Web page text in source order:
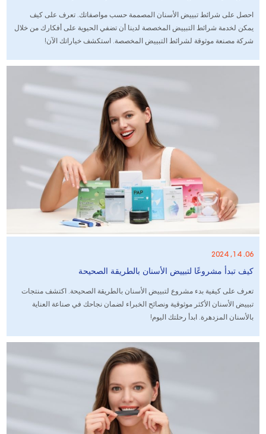
احصل على شرائط تبييض الأسنان المصممة حسب مواصفاتك. تعرف على كيف
يمكن لخدمة شرائط التبييض المخصصة لدينا أن تضفي الحيوية على أفكارك من خلال
شركة مصنعة موثوقة لشرائط التبييض المخصصة. استكشف خياراتك الآن!
06. 14, 2024
كيف تبدأ مشروعًا لتبييض الأسنان بالطريقة الصحيحة
تعرف على كيفية بدء مشروع لتبييض الأسنان بالطريقة الصحيحة. اكتشف منتجات
تبييض الأسنان الأكثر موثوقية ونصائح الخبراء لضمان نجاحك في صناعة العناية
بالأسنان المزدهرة. ابدأ رحلتك اليوم!